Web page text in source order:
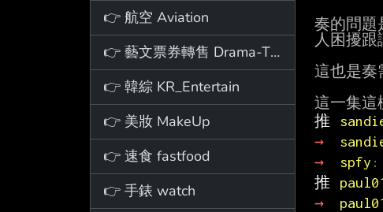
👉 航空 Aviation
👉 藝文票券轉售 Drama-Ticket
👉 韓綜 KR_Entertain
👉 美妝 MakeUp
👉 速食 fastfood
👉 手錶 watch
奏的問題
人困擾
這也是奏
推
→
→
spfy :
推
→